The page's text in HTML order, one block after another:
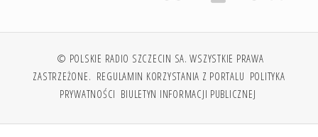
© POLSKIE RADIO SZCZECIN SA. WSZYSTKIE PRAWA
ZASTRZEŻONE. REGULAMIN KORZYSTANIA Z PORTALU POLITYKA
PRYWATNOŚCI BIULETYN INFORMACJI PUBLICZNEJ